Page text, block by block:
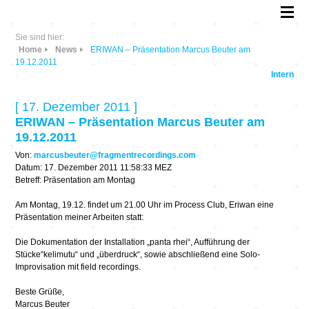
Sie sind hier:
Home
News
ERIWAN – Präsentation Marcus Beuter am
19.12.2011
Intern
[ 17. Dezember 2011 ]
ERIWAN – Präsentation Marcus Beuter am
19.12.2011
Von:marcusbeuter@fragmentrecordings.com
Datum: 17. Dezember 2011 11:58:33 MEZ
Betreff: Präsentation am Montag
Am Montag, 19.12. findet um 21.00 Uhr im Process Club, Eriwan eine
Präsentation meiner Arbeiten statt:
Die Dokumentation der Installation „panta rhei“, Aufführung der
Stücke“kelimutu“ und „überdruck“, sowie abschließend eine Solo-
Improvisation mit field recordings.
Beste Grüße,
Marcus Beuter